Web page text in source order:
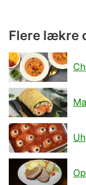
Flere lækre